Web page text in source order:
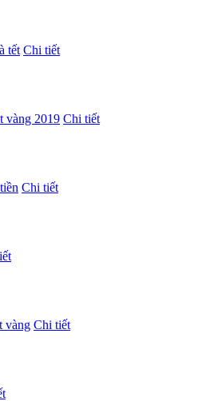
tết Chi tiết
vàng 2019 Chi tiết
Chi tiết
vàng Chi tiết